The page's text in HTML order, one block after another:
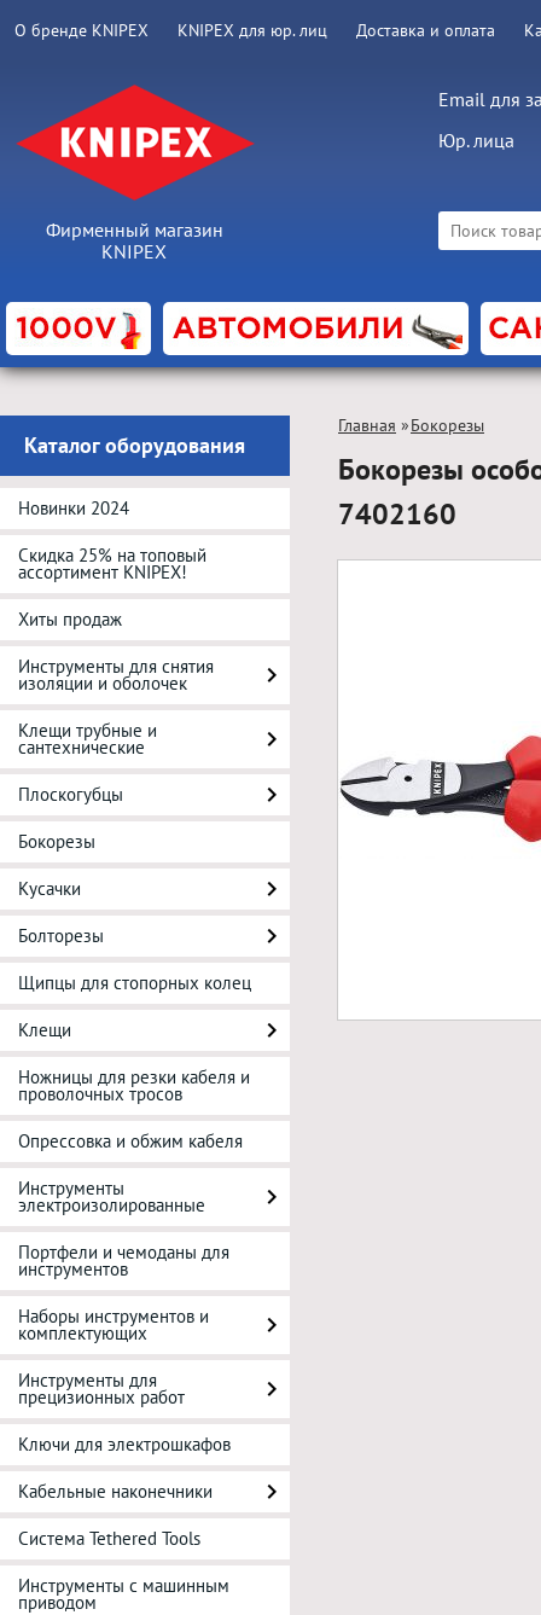
О бренде KNIPEX KNIPEX для юр. лиц Доставка и оплата
Фирменный магазин
KNIPEX
Email для
Юр. лица
Каталог оборудования
Новинки 2024
Скидка 25% на топовый
ассортимент KNIPEX!
Хиты продаж
Инструменты для снятия
изоляции и оболочек
Клещи трубные и
сантехнические
Плоскогубцы
Бокорезы
Кусачки
Болторезы
Щипцы для стопорных колец
Клещи
Ножницы для резки кабеля и
проволочных тросов
Опрессовка и обжим кабеля
Инструменты
электроизолированные
Портфели и чемоданы для
инструментов
Наборы инструментов и
комплектующих
Инструменты для
прецизионных работ
Ключи для электрошкафов
Кабельные наконечники
Система Tethered Tools
Инструменты с машинным
приводом
Главная »Бокорезы
Бокорезы
7402160